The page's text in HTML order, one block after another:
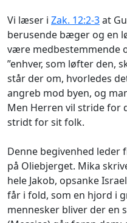
Vi læser i Zak. 12:2-3at
berusende bæger og en
være medbestemmende
”enhver, som løfter den,
står der om, hvorledes
angreb mod byen, og
Men Herren vil stride for
stridt for sit folk.
Denne begivenhed leder
på Oliebjerget. Mika
hele Jakob, opsanke
får i fold, som en hjord i
mennesker bliver der en